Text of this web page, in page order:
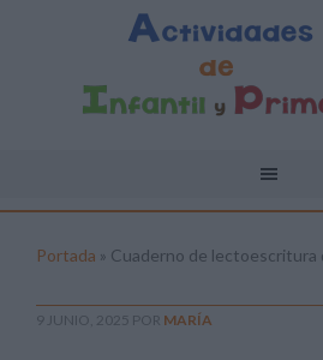
Portada » Cuaderno de lectoescritura
9 JUNIO, 2025 POR MARÍA